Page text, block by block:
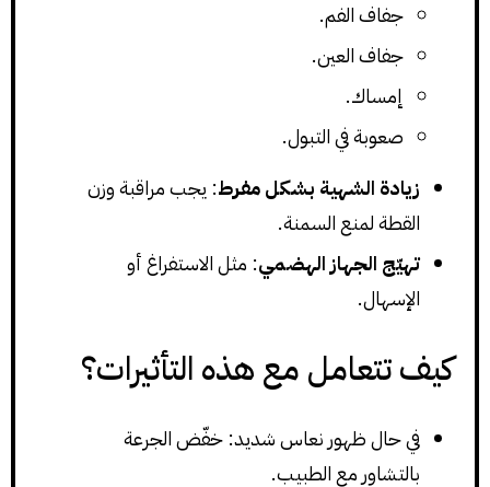
جفاف الفم.
جفاف العين.
إمساك.
صعوبة في التبول.
زيادة الشهية بشكل مفرط: يجب مراقبة وزن
القطة لمنع السمنة.
تهيّج الجهاز الهضمي: مثل الاستفراغ أو
الإسهال.
كيف تتعامل مع هذه التأثيرات؟
في حال ظهور نعاس شديد: خفّض الجرعة
بالتشاور مع الطبيب.